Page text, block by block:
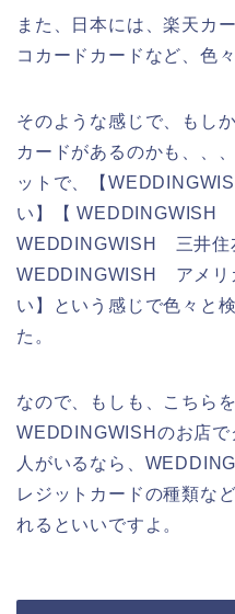
また、日本には、楽天カ
コカードカードなど、色
そのような感じで、もし
カードがあるのかも、、
ットで、【
い】【 WEDDINGWISH
WEDDINGWISH 三井住
WEDDINGWISH アメ
い】という感じで色々と
た。
なので、もしも、こちら
WEDDINGWISHのお店
人がいるなら、
レジットカードの種類な
れるといいですよ。